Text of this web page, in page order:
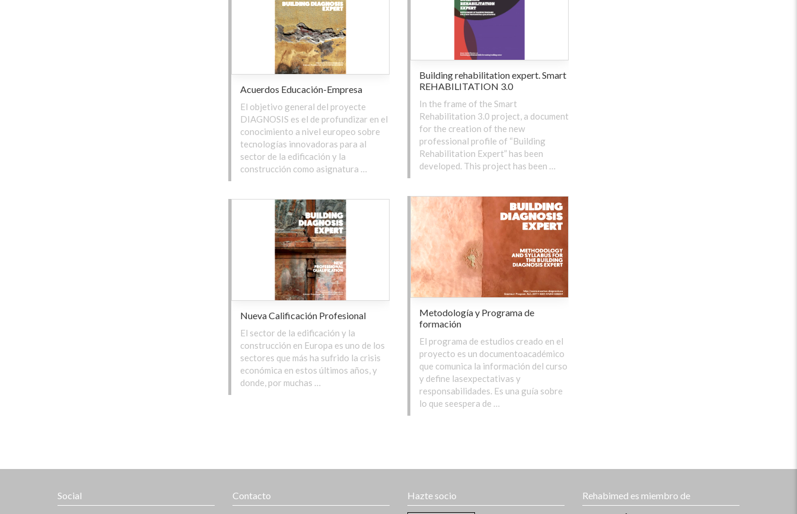
Building rehabilitation expert. Smart
REHABILITATION 3.0
In the frame of the Smart
Rehabilitation 3.0 project, a document
for the creation of the new
professional profile of “Building
Rehabilitation Expert” has been
developed. This project has been …
Acuerdos Educación-Empresa
El objetivo general del proyecte
DIAGNOSIS es el de profundizar en el
conocimiento a nivel europeo sobre
tecnologías innovadoras para al
sector de la edificación y la
construcción como asignatura …
Metodología y Programa de
formación
El programa de estudios creado en el
proyecto es un documentoacadémico
que comunica la información del curso
y define lasexpectativas y
responsabilidades. Es una guía sobre
lo que seespera de …
Nueva Calificación Profesional
El sector de la edificación y la
construcción en Europa es uno de los
sectores que más ha sufrido la crisis
económica en estos últimos años, y
donde, por muchas …
Social Contacto Hazte socio Rehabimed es miembro de